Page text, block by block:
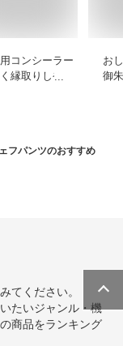
コンシーラー
縁取りしやす
お
御
フパンツのおすすめ
てください。
たいジャンル・機
商品をランキング